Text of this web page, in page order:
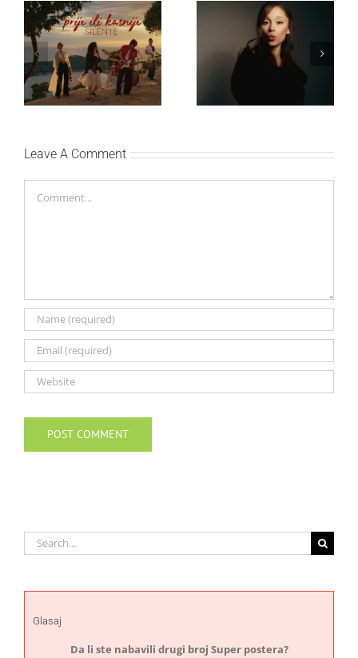
Silente objavio novi
singl “Prije ili kasnije”
Ariana Grande objavila
osmi studijski album
Leave A Comment
Search
for:
Glasaj
Da li ste nabavili drugi broj Super postera?